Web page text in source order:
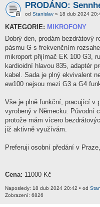
PRODÁNO:
od Stanislav » 18 dub 2024
KATEGORIE: MIKROFONY
Dobrý den, prodám bezdrátový
pásmu G s frekvenčním
mikroport přijímač EK 100 G3,
kardioidní hlavou 835, adaptér
kabel. Sada je plný ekvivalent
ew100 nejsou mezi G3 a G4
Vše je plně funkční, pracující v
vyrobený v Německu. Původní
protože mám vícero
již aktivně využívám.
Preferuji osobní předání v
Cena: 11000 Kč
Naposledy: 18 dub 2024 20:42 • od
Zobrazení: 6826